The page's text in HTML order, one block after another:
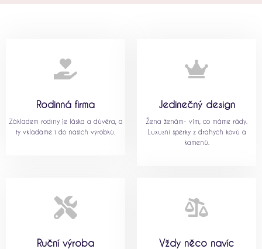
Rodinná firma
Základem rodiny je láska a důvěra, a
ty vkládáme i do našich výrobků.
Jedinečný design
Žena ženám- vím, co máme rády.
Luxusní šperky z drahých kovů a
kamenů.
Ruční výroba Vždy něco navíc